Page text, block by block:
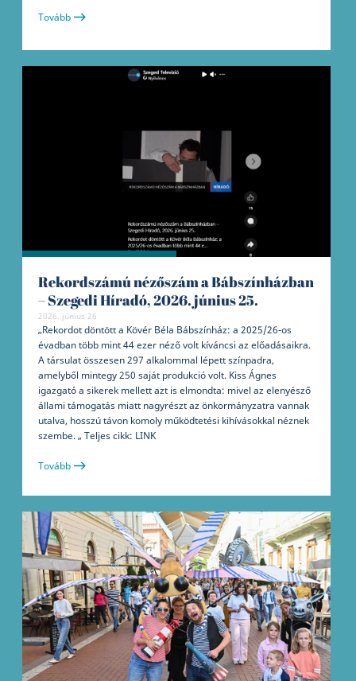
Tovább
Rekordszámú nézőszám a Bábszínházban
– Szegedi Híradó, 2026. június 25.
2026. június 26
„Rekordot döntött a Kövér Béla Bábszínház: a 2025/26-os
évadban több mint 44 ezer néző volt kíváncsi az előadásaikra.
A társulat összesen 297 alkalommal lépett színpadra,
amelyből mintegy 250 saját produkció volt. Kiss Ágnes
igazgató a sikerek mellett azt is elmondta: mivel az elenyésző
állami támogatás miatt nagyrészt az önkormányzatra vannak
utalva, hosszú távon komoly működtetési kihívásokkal néznek
szembe. „ Teljes cikk: LINK
Tovább